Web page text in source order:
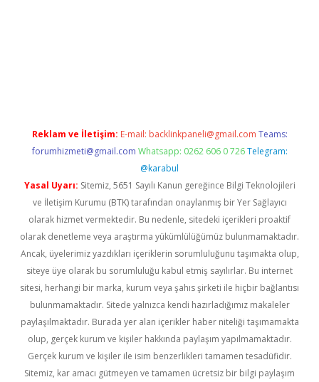
Reklam ve İletişim: E-mail: backlinkpaneli@gmail.com Teams:
forumhizmeti@gmail.com Whatsapp: 0262 606 0 726 Telegram:
@karabul
Yasal Uyarı: Sitemiz, 5651 Sayılı Kanun gereğince Bilgi Teknolojileri
ve İletişim Kurumu (BTK) tarafından onaylanmış bir Yer Sağlayıcı
olarak hizmet vermektedir. Bu nedenle, sitedeki içerikleri proaktif
olarak denetleme veya araştırma yükümlülüğümüz bulunmamaktadır.
Ancak, üyelerimiz yazdıkları içeriklerin sorumluluğunu taşımakta olup,
siteye üye olarak bu sorumluluğu kabul etmiş sayılırlar. Bu internet
sitesi, herhangi bir marka, kurum veya şahıs şirketi ile hiçbir bağlantısı
bulunmamaktadır. Sitede yalnızca kendi hazırladığımız makaleler
paylaşılmaktadır. Burada yer alan içerikler haber niteliği taşımamakta
olup, gerçek kurum ve kişiler hakkında paylaşım yapılmamaktadır.
Gerçek kurum ve kişiler ile isim benzerlikleri tamamen tesadüfidir.
Sitemiz, kar amacı gütmeyen ve tamamen ücretsiz bir bilgi paylaşım